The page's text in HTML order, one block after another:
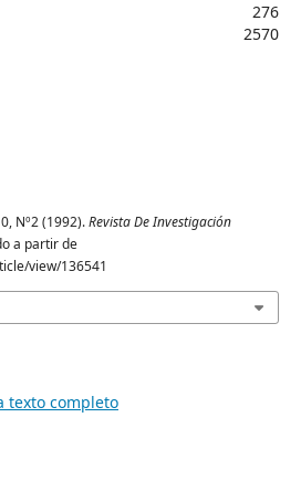
276
2570
Nº2 (1992).Revista De Investigación
a partir de
view/136541
texto completo